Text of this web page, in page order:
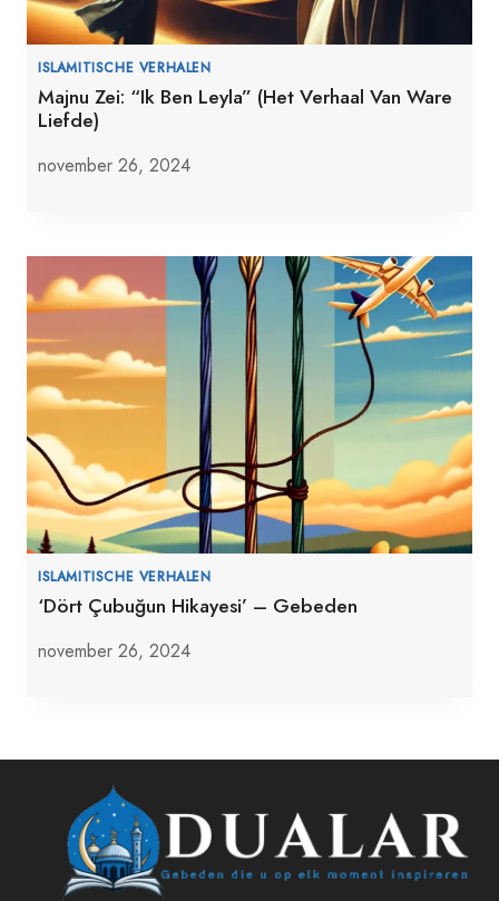
ISLAMITISCHE VERHALEN
Majnu Zei: “Ik Ben Leyla” (Het Verhaal Van Ware
Liefde)
november 26, 2024
ISLAMITISCHE VERHALEN
‘Dört Çubuğun Hikayesi’ – Gebeden
november 26, 2024